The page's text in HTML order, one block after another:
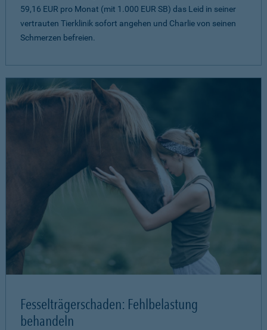
59,16 EUR pro Monat (mit 1.000 EUR SB) das Leid in seiner
vertrauten Tierklinik sofort angehen und Charlie von seinen
Schmerzen befreien.
Fesselträgerschaden: Fehlbelastung
behandeln